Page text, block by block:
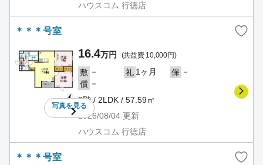
ハウスコム 行徳店
＊＊＊号室
写真を見る
16.4万円 (共益費 10,000円)
敷 － 礼 1ヶ月 保 －
償 －
3階 / 2LDK / 57.59㎡
2026/08/04 更新
ハウスコム 行徳店
＊＊＊号室